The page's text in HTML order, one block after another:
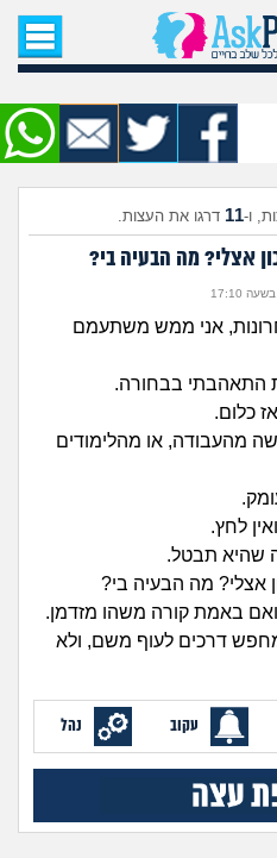
עמוד הבית
שאל שאלה
שאלות חדשות
שאלות שעוררו עניין
עצות חדשות
מתחם הטיפים
היריון ולידה
הורות ומשפחה
מתבגרים
מהבקו"ם... ועד מתי?!
לימודים וסטודנטים
חיפוש שאלות
הרשמה | התחברות
ו-11 דרגו את העצות.
אצלי? מה הבעיה בי?
אני ממש משתעמם
התאהבתי בבחורה.
כלום.
מהעבודה, או מהלימודים
לחץ.
שהיא תבטל.
אצלי? מה הבעיה בי?
באמת קורה משהו מזדמן.
דרכים לעוף משם, ולא
עקוב נהל